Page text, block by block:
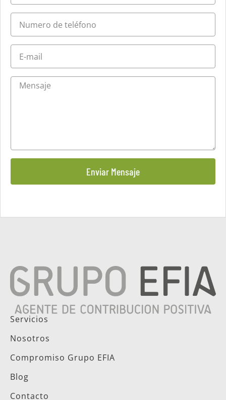
Enviar Mensaje
Servicios
Nosotros
Compromiso Grupo EFIA
Blog
Contacto